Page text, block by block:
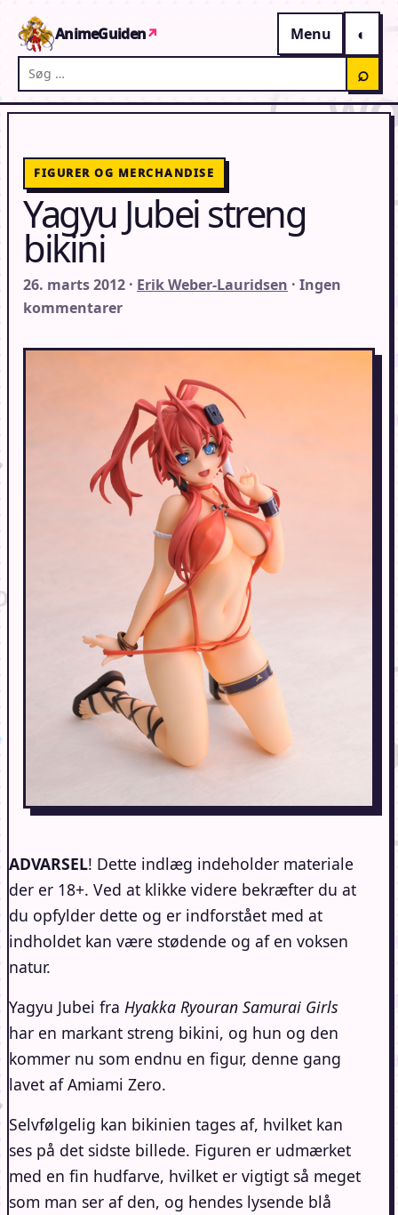
AnimeGuiden↗
Menu
Søg på AnimeGuiden
⌕
FIGURER OG MERCHANDISE
Yagyu Jubei streng
bikini
26. marts 2012 · Erik Weber-Lauridsen · Ingen
kommentarer
ADVARSEL! Dette indlæg indeholder materiale
der er 18+. Ved at klikke videre bekræfter du at
du opfylder dette og er indforstået med at
indholdet kan være stødende og af en voksen
natur.
Yagyu Jubei fra Hyakka Ryouran Samurai Girls
har en markant streng bikini, og hun og den
kommer nu som endnu en figur, denne gang
lavet af Amiami Zero.
Selvfølgelig kan bikinien tages af, hvilket kan
ses på det sidste billede. Figuren er udmærket
med en fin hudfarve, hvilket er vigtigt så meget
som man ser af den, og hendes lysende blå